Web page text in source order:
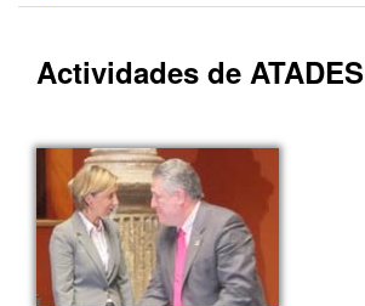
Actividades de ATADES